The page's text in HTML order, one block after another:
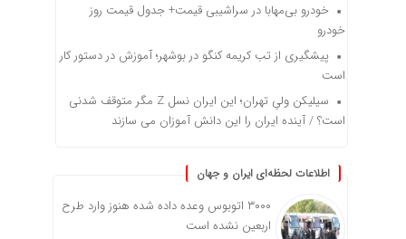
خودرو بی‌مهابا در سراشیبی قیمت+ جدول قیمت روز
خودرو
پیشگیری از تب کریمه کنگو در بوشهر؛ آموزش در دستور کار
است
سیلیکن ولیِ تهران؛ این ایران نسل Z مگر متوقف شدنی
است؟ / آینده ایران را این دانش آموزان می سازند
اطلاعات لحظه‌ای ایران و جهان
۳۰۰۰ اتوبوس وعده داده شده هنوز وارد طرح
اربعین نشده است